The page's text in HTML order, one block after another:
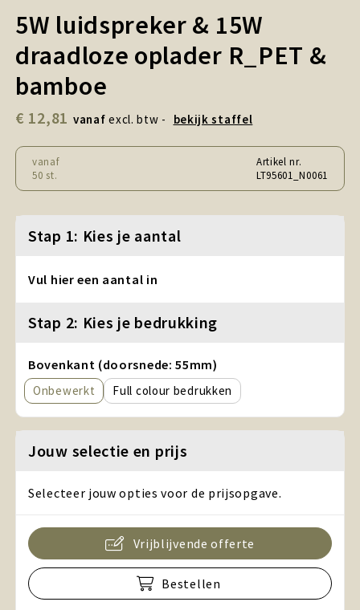
Sport, Spel en Speelgoed
Strand en Zomer
Technologie
Tassen
Wijngeschenken
5W luidspreker & 15W
draadloze oplader R_PET &
bamboe
€ 12,81 vanaf excl. btw - bekijk staffel
vanaf
50 st.
Artikel nr.
LT95601_N0061
Stap 1: Kies je aantal
Vul hier een aantal in
Stap 2: Kies je bedrukking
Bovenkant (doorsnede: 55mm)
Onbewerkt Full colour
Jouw selectie en prijs
Selecteer jouw opties voor de prijsopgave.
Vrijblijvende offerte
Bestellen